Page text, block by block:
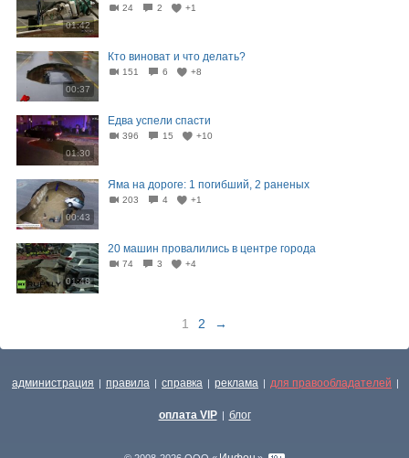
01:42
24 2 +1
00:37
Кто виноват и что делать?
151 6 +8
01:30
Едва успели спасти
396 15 +10
00:43
Яма на дороге: 1 погибший, 2 раненых
203 4 +1
01:48
20 машин провалились в центре города
74 3 +4
1 2 →
администрация | правила | справка | реклама | для правообладателей |
оплата VIP | блог